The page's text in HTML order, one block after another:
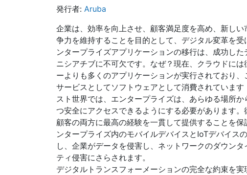
発行者: Aruba
企業は、効率を向上させ、顧客満足度を高め、新し
争力を維持することを目的として、デジタル変革を
ンタープライズアプリケーションの移行は、成功し
ニシアチブに不可欠です。なぜ？現在、クラウドに
ーよりも多くのアプリケーションが実行されており
サービスとしてソフトウェアとして消費されていま
スト世界では、エンタープライズは、あらゆる場所
つ安全にアクセスできるようにする必要があります
顧客の両方に最高の経験を一貫して提供することを
ンタープライズ内のモバイルデバイスとIoTデバイス
し、企業がデータを侵害し、ネットワークのダウン
ティ侵害にさらされます。
デジタルトランスフォーメーションの完全な約束を